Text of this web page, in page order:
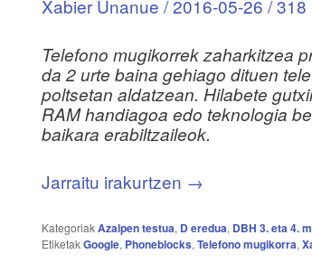
Xabier Unanue / 2016-05-26 / 318
Telefono mugikorrek zaharkitzea
da 2 urte baina gehiago dituen
poltsetan aldatzean. Hilabete
RAM handiagoa edo teknologia
baikara erabiltzaileok.
Jarraitu irakurtzen →
KategoriakAzalpen testua, D eredua, DBH 3. eta 4.
EtiketakGoogle, Phoneblocks, Telefono mugikorra,